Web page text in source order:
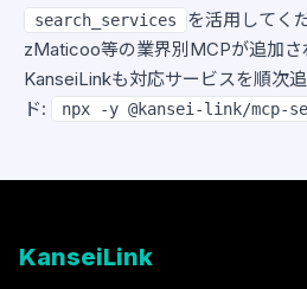
search_services
を活用してく
zMaticoo等の業界別MCPが追加さ
KanseiLinkも対応サービスを順次
ド:
npx -y @kansei-link/mcp-
KanseiLink